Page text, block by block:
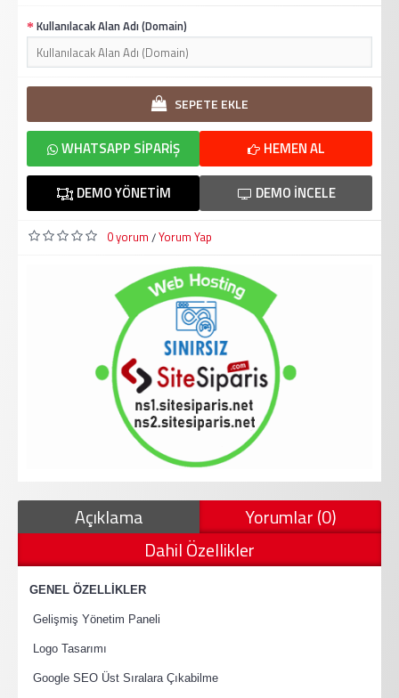
Kullanılacak Alan Adı (Domain)
SEPETE EKLE
HEMEN AL
WHATSAPP SIPARIŞ
DEMO İNCELE
DEMO YÖNETIM
0 yorum /Yorum Yap
Açıklama
Yorumlar (0)
Dahil Özellikler
GENEL ÖZELLİKLER
Gelişmiş Yönetim Paneli
Logo Tasarımı
Google SEO Üst Sıralara Çıkabilme